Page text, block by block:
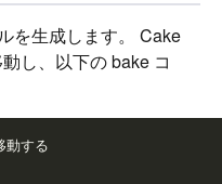
を生成します。 Cake
し、以下の bake コ
動する